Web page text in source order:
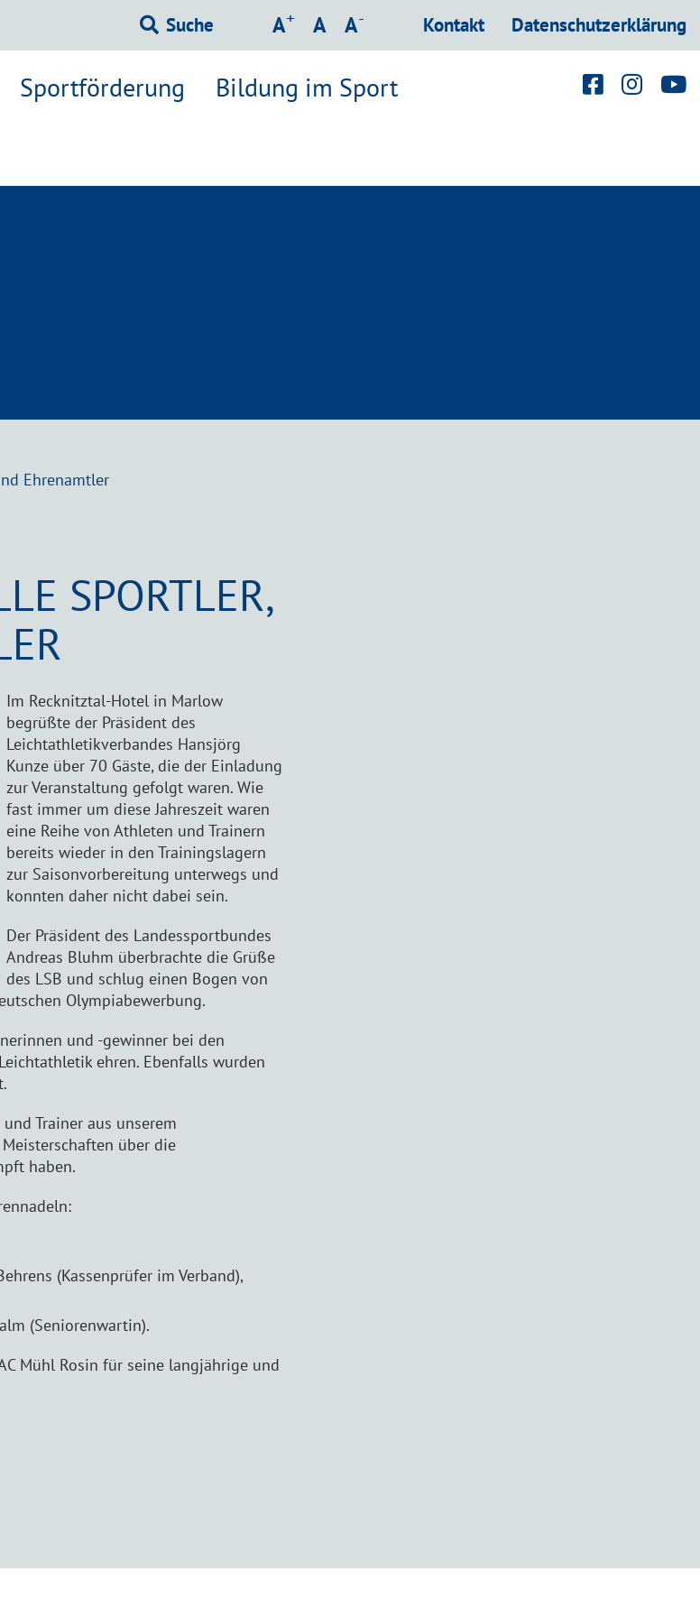
Suche Schrift vergrößern
A+ Schrift normal
A Schrift verkleinern
A- Kontakt Datenschutzerklärung
Sportförderung
Bildung im Sport
Ehrenamtler
SPORTLER,
Im Recknitztal-Hotel in Marlow
begrüßte der Präsident des
Leichtathletikverbandes Hansjörg
Kunze über 70 Gäste, die der Einladung
zur Veranstaltung gefolgt waren. Wie
fast immer um diese Jahreszeit waren
eine Reihe von Athleten und Trainern
bereits wieder in den Trainingslagern
zur Saisonvorbereitung unterwegs und
konnten daher nicht dabei sein.
Der Präsident des Landessportbundes
Andreas Bluhm überbrachte die Grüße
des LSB und schlug einen Bogen von
Olympiabewerbung.
und -gewinner bei den
ehren. Ebenfalls wurden
Trainer aus unserem
über die
haben.
(Kassenprüfer im Verband),
(Seniorenwartin).
Mühl Rosin für seine langjährige und